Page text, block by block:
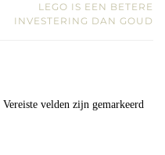
LEGO IS EEN BETERE
INVESTERING DAN GOUD
Vereiste velden zijn gemarkeerd